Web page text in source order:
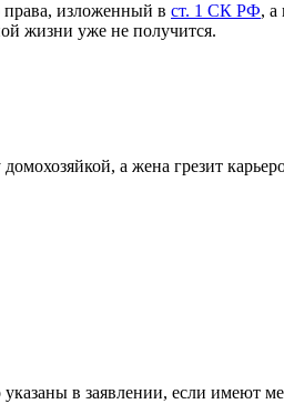
изложенный в ст. 1 СК РФ, а
жизни уже не получится.
а жена грезит
в заявлении, если имеют